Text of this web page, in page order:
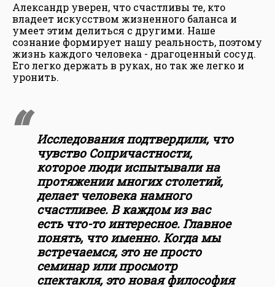
Александр уверен, что счастливы те, кто
владеет искусством жизненного баланса и
умеет этим делиться с другими. Наше
сознание формирует нашу реальность, поэтому
жизнь каждого человека - драгоценный сосуд.
Его легко держать в руках, но так же легко и
уронить.
Исследования подтвердили, что
чувство Сопричастности,
которое люди испытывали на
протяжении многих столетий,
делает человека намного
счастливее. В каждом из вас
есть что-то интересное. Главное
понять, что именно. Когда мы
встречаемся, это не просто
семинар или просмотр
спектакля, это новая философия